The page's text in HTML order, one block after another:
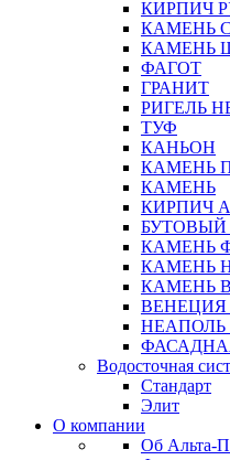
КИРПИЧ
КАМЕНЬ
КАМЕНЬ
ФАГОТ
ГРАНИТ
РИГЕЛЬ
ТУФ
КАНЬОН
КАМЕНЬ
КАМЕНЬ
КИРПИЧ
КАМЕНЬ
КАМЕНЬ
КАМЕНЬ
ВЕНЕЦИЯ
НЕАПОЛЬ
Водосточная
Стандарт
Элит
О компании
Об Альта-